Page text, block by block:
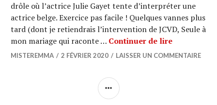
drôle où l’actrice Julie Gayet tente d’interpréter une
actrice belge. Exercice pas facile ! Quelques vannes plus
tard (dont je retiendrais l’intervention de JCVD, Seule à
mon mariage qui raconte … Continuer de lire
MISTEREMMA 2 FÉVRIER 2020 LAISSER UN COMMENTAIRE
COLONNE